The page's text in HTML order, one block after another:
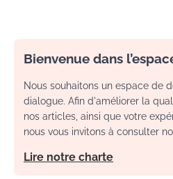
Bienvenue dans
Nous souhaitons un espace de
dialogue. Afin d'améliorer la
nos articles, ainsi que votre
nous vous invitons à consulter
Lire notre charte